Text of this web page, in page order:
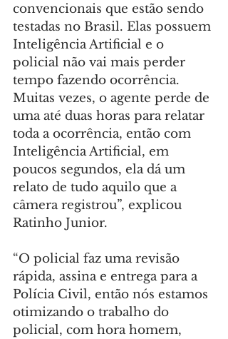
convencionais que estão sendo
testadas no Brasil. Elas possuem
Inteligência Artificial e o
policial não vai mais perder
tempo fazendo ocorrência.
Muitas vezes, o agente perde de
uma até duas horas para relatar
toda a ocorrência, então com
Inteligência Artificial, em
poucos segundos, ela dá um
relato de tudo aquilo que a
câmera registrou”, explicou
Ratinho Junior.
“O policial faz uma revisão
rápida, assina e entrega para a
Polícia Civil, então nós estamos
otimizando o trabalho do
policial, com hora homem,